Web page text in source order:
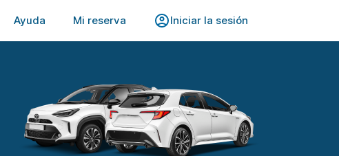
Ayuda Mi reserva Iniciar la sesión